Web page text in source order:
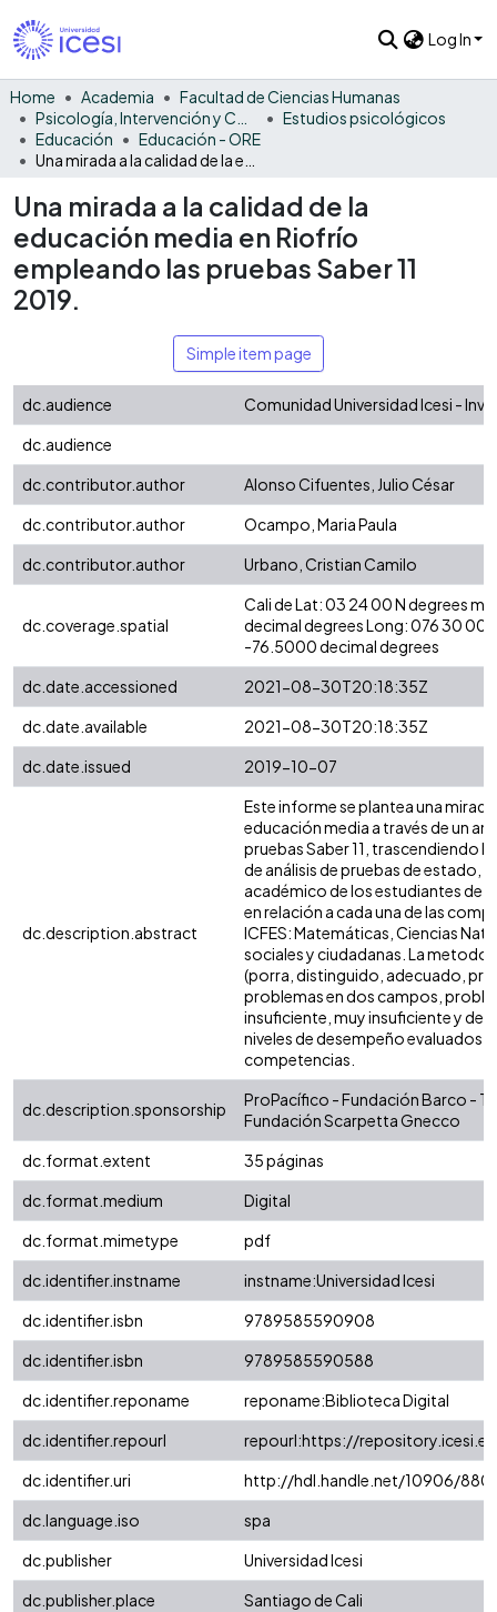
Log In
Home Academia
Facultad de Ciencias Humanas
Estudios psicológicos
Educación
Educación - ORE
Una mirada a la calidad de la
educación media en Riofrío
empleando las pruebas Saber 11
2019.
Simple item page
dc.audience
Comunidad Universidad Icesi -
dc.audience
dc.contributor.author
Alonso Cifuentes, Julio César
dc.contributor.author
Ocampo, Maria Paula
dc.contributor.author
Urbano, Cristian Camilo
dc.coverage.spatial
Cali de Lat: 03 24 00 N degrees
decimal degrees Long: 076 30 00
-76.5000 decimal degrees
dc.date.accessioned
2021-08-30T20:18:35Z
dc.date.available
2021-08-30T20:18:35Z
dc.date.issued
2019-10-07
dc.description.abstract
Este informe se plantea una mirada
educación media a través de un
pruebas Saber 11, trascendiendo
de análisis de pruebas de estado,
académico de los estudiantes de
en relación a cada una de las
ICFES: Matemáticas, Ciencias
sociales y ciudadanas. La
(porra, distinguido, adecuado,
problemas en dos campos,
insuficiente, muy insuficiente y
niveles de desempeño evaluados
competencias.
dc.description.sponsorship
ProPacífico - Fundación Barco -
Fundación Scarpetta Gnecco
dc.format.extent
35 páginas
dc.format.medium
Digital
dc.format.mimetype
pdf
dc.identifier.instname
instname:Universidad Icesi
dc.identifier.isbn
9789585590908
dc.identifier.isbn
9789585590588
dc.identifier.reponame
reponame:Biblioteca Digital
dc.identifier.repourl
repourl:https://
dc.identifier.uri
http://hdl.handle.net/10906/
dc.language.iso
spa
dc.publisher
Universidad Icesi
dc.publisher.place
Santiago de Cali